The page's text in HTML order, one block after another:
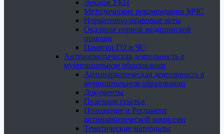
Лекции УКП
Методические рекомендации МЧС
Нормативно-правовые акты
Оказание первой медицинской
помощи
Памятки ГО и ЧС
Антинаркотическая деятельность в
муниципальном образовании
Антинаркотическая деятельность в
муниципальном образовании
Документы
Полезные ссылки
Положение и Регламент
антинаркотической комиссии
Тематические материалы